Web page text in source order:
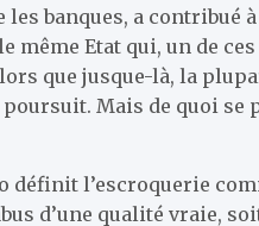
les banques, a
même Etat qui, un de
que jusque-là, la
poursuit. Mais de quoi se
définit l’escroquerie
d’une qualité vraie,